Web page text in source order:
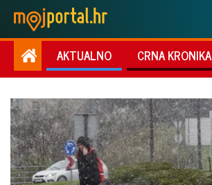
AKTUALNO CRNA KRONIKA